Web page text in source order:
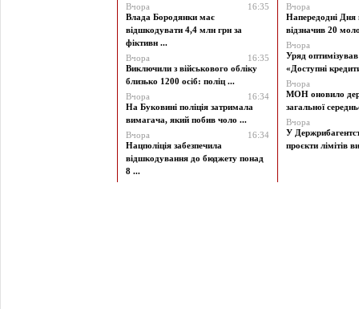
Вчора
16:35
Влада Бородянки має
відшкодувати 4,4 млн грн за
фіктивн ...
Вчора
16:35
Виключили з військового обліку
близько 1200 осіб: поліц ...
Вчора
16:34
На Буковині поліція затримала
вимагача, який побив чоло ...
Вчора
16:34
Нацполіція забезпечила
відшкодування до бюджету понад
8 ...
Вчора
Напередодні Дня
відзначив 20
Вчора
Уряд
«Доступні
Вчора
МОН оновило
загальної
Вчора
У
проєкти лімітів